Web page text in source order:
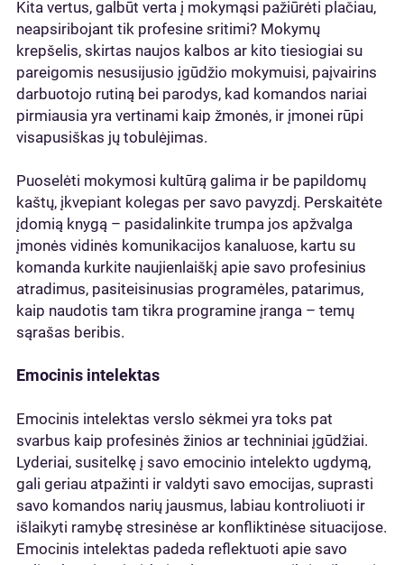
Kita vertus, galbūt verta į mokymąsi pažiūrėti plačiau,
neapsiribojant tik profesine sritimi? Mokymų
krepšelis, skirtas naujos kalbos ar kito tiesiogiai su
pareigomis nesusijusio įgūdžio mokymuisi, paįvairins
darbuotojo rutiną bei parodys, kad komandos nariai
pirmiausia yra vertinami kaip žmonės, ir įmonei rūpi
visapusiškas jų tobulėjimas.
Puoselėti mokymosi kultūrą galima ir be papildomų
kaštų, įkvepiant kolegas per savo pavyzdį. Perskaitėte
įdomią knygą – pasidalinkite trumpa jos apžvalga
įmonės vidinės komunikacijos kanaluose, kartu su
komanda kurkite naujienlaiškį apie savo profesinius
atradimus, pasiteisinusias programėles, patarimus,
kaip naudotis tam tikra programine įranga – temų
sąrašas beribis.
Emocinis intelektas
Emocinis intelektas verslo sėkmei yra toks pat
svarbus kaip profesinės žinios ar techniniai įgūdžiai.
Lyderiai, susitelkę į savo emocinio intelekto ugdymą,
gali geriau atpažinti ir valdyti savo emocijas, suprasti
savo komandos narių jausmus, labiau kontroliuoti ir
išlaikyti ramybę stresinėse ar konfliktinėse situacijose.
Emocinis intelektas padeda reflektuoti apie savo